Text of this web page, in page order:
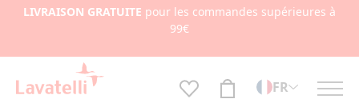
LIVRAISON GRATUITE pour les commandes supérieures à
99€
FR